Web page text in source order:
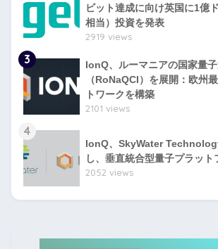
ビット達成に向け英国に1億
相当）投資を発表
2919 views
3
IonQ、ルーマニアの国家量
（RoNaQCI）を展開：欧州
トワークを構築
2101 views
4
IonQ、SkyWater
し、垂直統合型量子プラット
2052 views